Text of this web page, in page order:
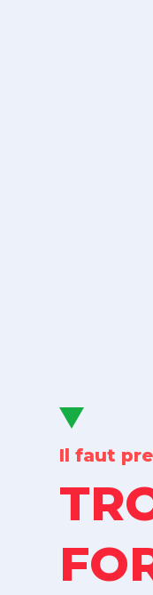
Il faut